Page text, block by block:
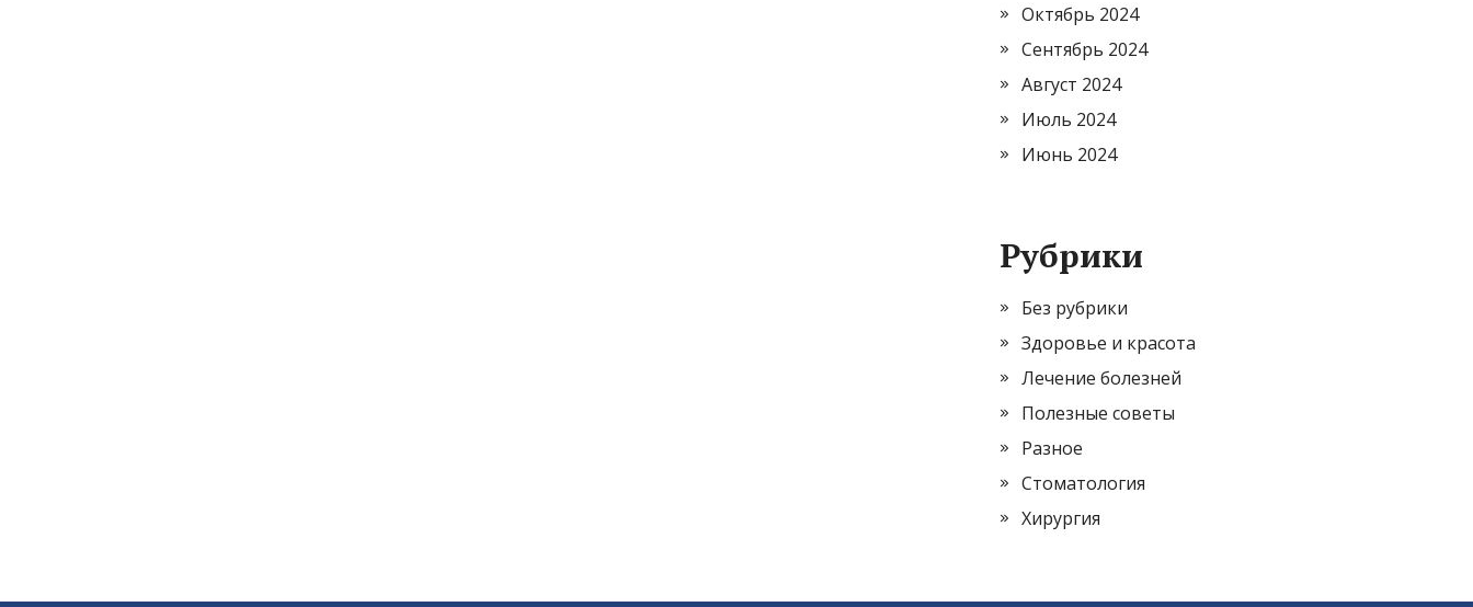
Октябрь 2024
Сентябрь 2024
Август 2024
Июль 2024
Июнь 2024
Рубрики
Без рубрики
Здоровье и красота
Лечение болезней
Полезные советы
Разное
Стоматология
Хирургия